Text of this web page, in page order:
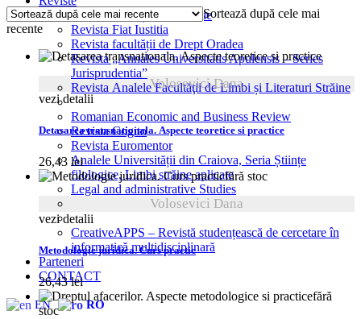
Revista Etică și deontologie
Revista Fiat Iustitia
Revista facultății de Drept Oradea
Revista „Annales Universitatis Apulensis – Series
Jurisprudentia”
Revista Analele Facultăţii de Limbi și Literaturi Străine
Romanian Economic and Business Review
Revista Cogito
Revista Euromentor
Analele Universității din Craiova, Seria Științe
filologice, Limbi străine aplicate
Legal and administrative Studies
CreativeAPPS – Revistă studențească de cercetare în
informatică multidisciplinară
Parteneri
CONTACT
EN RO
cele
mai
recente
Sortează după cele mai
recente
Volosevici Dana
vezi detalii
Detasarea transnationala. Aspecte teoretice si practice
26,43 lei
fără stoc
Volosevici Dana
vezi detalii
Metodologie juridica. Curs practic
26,43lei
fără
stoc